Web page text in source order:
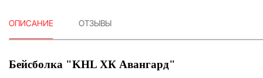
ОПИСАНИЕ ОТЗЫВЫ
Бейсболка "KHL ХК Авангард"